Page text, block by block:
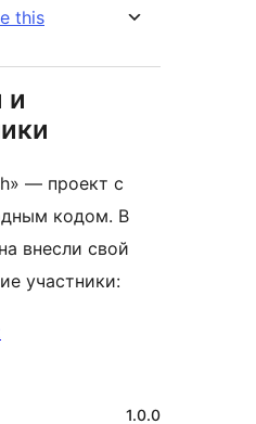
this
и
— проект с
кодом. В
внесли свой
участники:
1.0.0